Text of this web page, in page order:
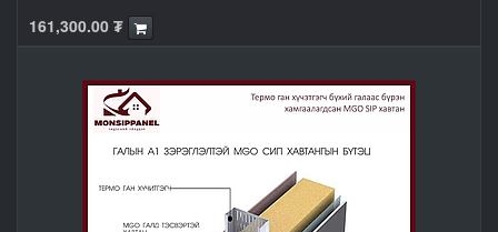
161,300.00 ₮